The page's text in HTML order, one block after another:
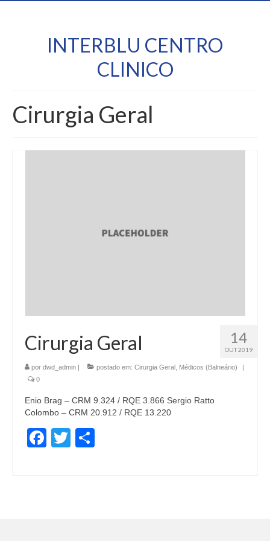
INTERBLU CENTRO
CLINICO
Cirurgia Geral
14
OUT 2019
Cirurgia Geral
por dwd_admin | postado em: Cirurgia Geral Médicos (Balneário)
|
0
Enio Brag – CRM 9.324 / RQE 3.866 Sergio Ratto
Colombo – CRM 20.912 / RQE 13.220
Facebook
Twitter